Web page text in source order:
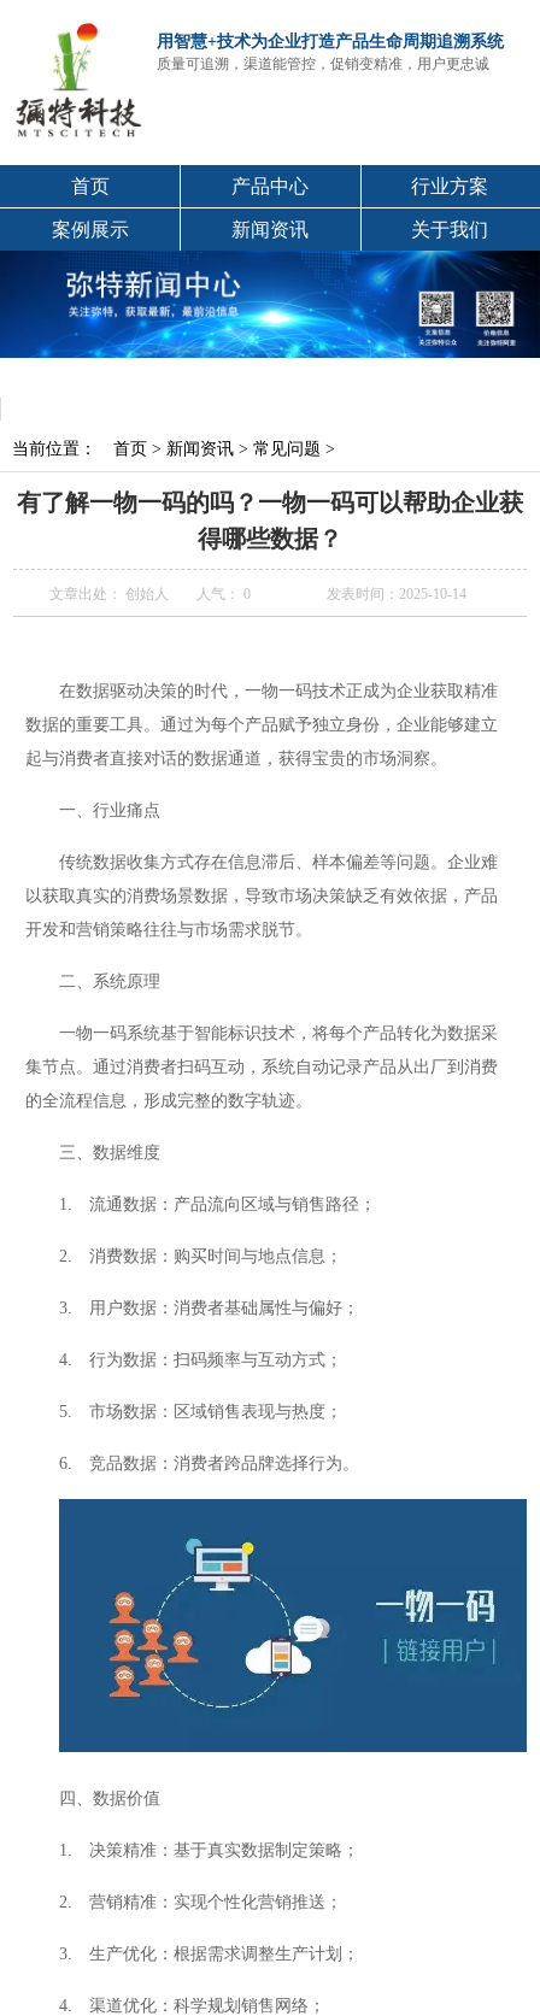
用智慧+技术为企业打造产品生命周期追溯系统
质量可追溯，渠道能管控，促销变精准，用户更忠诚
首页 产品中心 行业方案
案例展示 新闻资讯 关于我们
当前位置： 首页 > 新闻资讯 > 常见问题 >
有了解一物一码的吗？一物一码可以帮助企业获
得哪些数据？
文章出处： 创始人 人气： 0 发表时间：2025-10-14
在数据驱动决策的时代，一物一码技术正成为企业获取精准
数据的重要工具。通过为每个产品赋予独立身份，企业能够建立
起与消费者直接对话的数据通道，获得宝贵的市场洞察。
一、行业痛点
传统数据收集方式存在信息滞后、样本偏差等问题。企业难
以获取真实的消费场景数据，导致市场决策缺乏有效依据，产品
开发和营销策略往往与市场需求脱节。
二、系统原理
一物一码系统基于智能标识技术，将每个产品转化为数据采
集节点。通过消费者扫码互动，系统自动记录产品从出厂到消费
的全流程信息，形成完整的数字轨迹。
三、数据维度
1. 流通数据：产品流向区域与销售路径；
2. 消费数据：购买时间与地点信息；
3. 用户数据：消费者基础属性与偏好；
4. 行为数据：扫码频率与互动方式；
5. 市场数据：区域销售表现与热度；
6. 竞品数据：消费者跨品牌选择行为。
四、数据价值
1. 决策精准：基于真实数据制定策略；
2. 营销精准：实现个性化营销推送；
3. 生产优化：根据需求调整生产计划；
4. 渠道优化：科学规划销售网络；